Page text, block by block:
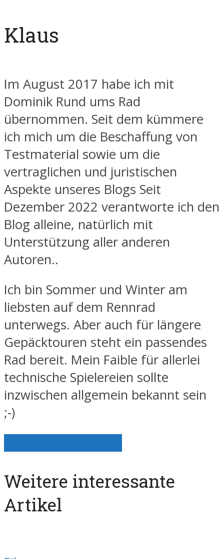
Klaus
Im August 2017 habe ich mit
Dominik Rund ums Rad
übernommen. Seit dem kümmere
ich mich um die Beschaffung von
Testmaterial sowie um die
vertraglichen und juristischen
Aspekte unseres Blogs Seit
Dezember 2022 verantworte ich den
Blog alleine, natürlich mit
Unterstützung aller anderen
Autoren..
Ich bin Sommer und Winter am
liebsten auf dem Rennrad
unterwegs. Aber auch für längere
Gepäcktouren steht ein passendes
Rad bereit. Mein Faible für allerlei
technische Spielereien sollte
inzwischen allgemein bekannt sein
;-)
Weitere interessante
Artikel